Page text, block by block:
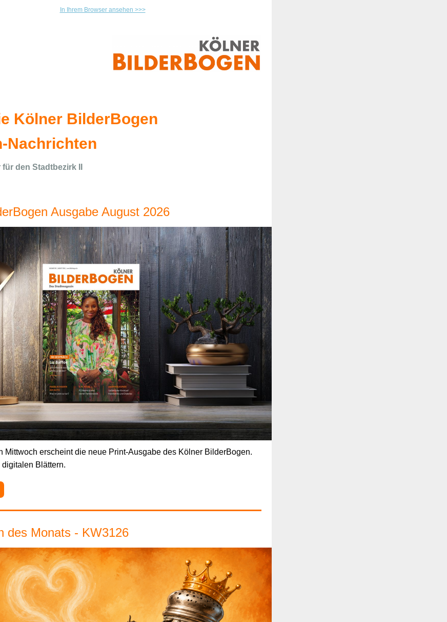
In Ihrem Browser ansehen >>>
Kölner BilderBogen
Nachrichten
den Stadtbezirk II
Ausgabe August 2026
Mittwoch erscheint die neue Print-Ausgabe des Kölner BilderBogen.
Blättern.
des Monats - KW3126